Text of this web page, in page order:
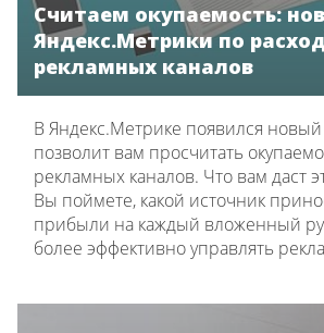
Считаем окупаемость:
Яндекс.Метрики по
рекламных каналов
В Яндекс.Метрике появился новый
позволит вам просчитать
рекламных каналов. Что вам даст
Вы поймете, какой источник
прибыли на каждый вложенный
более эффективно управлять